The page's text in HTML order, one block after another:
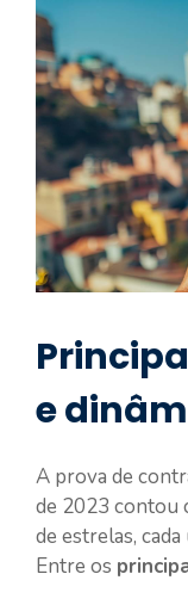
e
A prova de
de 2023 contou
de estrelas,
Entre os